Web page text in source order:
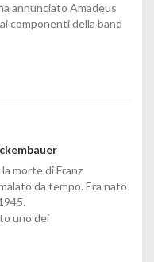
annunciato Amadeus
componenti della band
morte di Franz
da tempo. Era nato
uno dei